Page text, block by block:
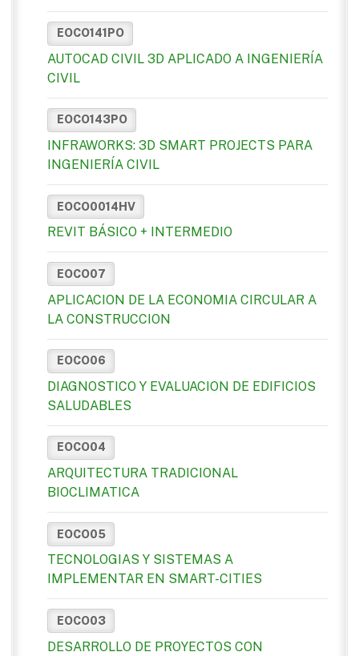
EOCO141PO
AUTOCAD CIVIL 3D APLICADO A INGENIERÍA
CIVIL
EOCO143PO
INFRAWORKS: 3D SMART PROJECTS PARA
INGENIERÍA CIVIL
EOCO0014HV
REVIT BÁSICO + INTERMEDIO
EOCO07
APLICACION DE LA ECONOMIA CIRCULAR A
LA CONSTRUCCION
EOCO06
DIAGNOSTICO Y EVALUACION DE EDIFICIOS
SALUDABLES
EOCO04
ARQUITECTURA TRADICIONAL
BIOCLIMATICA
EOCO05
TECNOLOGIAS Y SISTEMAS A
IMPLEMENTAR EN SMART-CITIES
EOCO03
DESARROLLO DE PROYECTOS CON